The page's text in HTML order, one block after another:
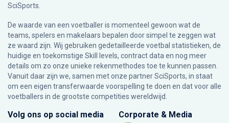
SciSports
De waarde van een voetballer is momenteel gewoon wat de
teams, spelers en makelaars bepalen door simpel te zeggen wat
ze waard zijn. Wij gebruiken gedetailleerde voetbal statistieken, de
huidige en toekomstige Skill levels, contract data en nog meer
details om zo onze unieke rekenmethodes toe te kunnen passen.
Vanuit daar zijn we, samen met onze partner SciSports, in staat
om een eigen transferwaarde voorspelling te doen en dat voor alle
voetballers in de grootste competities wereldwijd.
Volg ons op social media Corporate & Media